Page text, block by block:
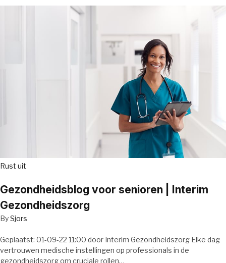
Rust uit
Gezondheidsblog voor senioren | Interim
Gezondheidszorg
BySjors
Geplaatst: 01-09-22 11:00 door Interim Gezondheidszorg Elke dag
vertrouwen medische instellingen op professionals in de
gezondheidszorg om cruciale rollen…